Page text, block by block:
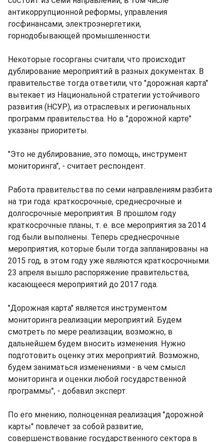
антикоррупционной реформы, управления
госфинансами, электроэнергетики,
горнодобывающей промышленности.
Некоторые госорганы считали, что происходит
дублирование мероприятий в разных документах. В
правительстве тогда ответили, что "дорожная карта"
вытекает из Национальной стратегии устойчивого
развития (НСУР), из отраслевых и региональных
программ правительства. Но в "дорожной карте"
указаны приоритеты.
"Это не дублирование, это помощь, инструмент
мониторинга", - считает респондент.
Работа правительства по семи направлениям разбита
на три года: краткосрочные, среднесрочные и
долгосрочные мероприятия. В прошлом году
краткосрочные планы, т. е. все мероприятия за 2014
год были выполнены. Теперь среднесрочные
мероприятия, которые были тогда запланированы на
2015 год, в этом году уже являются краткосрочными.
23 апреля вышло распоряжение правительства,
касающееся мероприятий до 2017 года.
"Дорожная карта" является инструментом
мониторинга реализации мероприятий. Будем
смотреть по мере реализации, возможно, в
дальнейшем будем вносить изменения. Нужно
подготовить оценку этих мероприятий. Возможно,
будем заниматься изменениями - в чем смысл
мониторинга и оценки любой государственной
программы", - добавил эксперт.
По его мнению, полноценная реализация "дорожной
карты" повлечет за собой развитие,
совершенствование государственного сектора в